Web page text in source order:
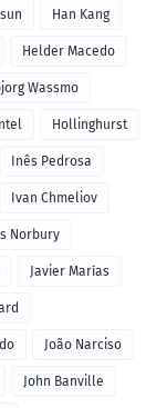
Han Kang
Helder Macedo
Wassmo
Hollinghurst
Inês Pedrosa
Ivan Chmeliov
Norbury
Javier Marías
João Narciso
John Banville